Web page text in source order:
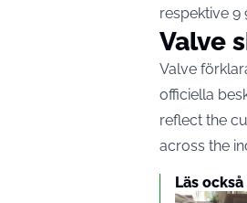
respektive 9
Valve
Valve
officiella
reflect the
across the
Läs också